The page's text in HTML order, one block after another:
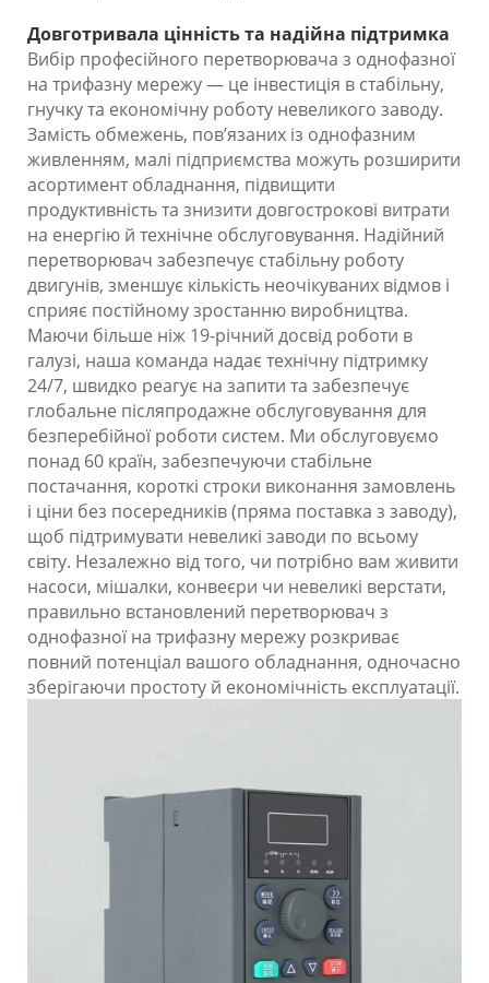
Довготривала цінність та надійна підтримка
Вибір професійного перетворювача з однофазної
на трифазну мережу — це інвестиція в стабільну,
гнучку та економічну роботу невеликого заводу.
Замість обмежень, пов’язаних із однофазним
живленням, малі підприємства можуть розширити
асортимент обладнання, підвищити
продуктивність та знизити довгострокові витрати
на енергію й технічне обслуговування. Надійний
перетворювач забезпечує стабільну роботу
двигунів, зменшує кількість неочікуваних відмов і
сприяє постійному зростанню виробництва.
Маючи більше ніж 19-річний досвід роботи в
галузі, наша команда надає технічну підтримку
24/7, швидко реагує на запити та забезпечує
глобальне післяпродажне обслуговування для
безперебійної роботи систем. Ми обслуговуємо
понад 60 країн, забезпечуючи стабільне
постачання, короткі строки виконання замовлень
і ціни без посередників (пряма поставка з заводу),
щоб підтримувати невеликі заводи по всьому
світу. Незалежно від того, чи потрібно вам живити
насоси, мішалки, конвеєри чи невеликі верстати,
правильно встановлений перетворювач з
однофазної на трифазну мережу розкриває
повний потенціал вашого обладнання, одночасно
зберігаючи простоту й економічність експлуатації.